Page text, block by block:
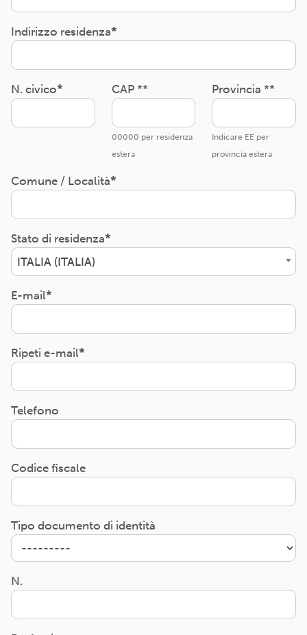
Indirizzo residenza
N. civico CAP **
00000 per residenza
estera
Provincia **
Indicare EE per
provincia estera
Comune / Località
Stato di residenza
ITALIA (ITALIA)
E-mail
Ripeti e-mail
Telefono
Codice fiscale
Tipo documento di identità
N.